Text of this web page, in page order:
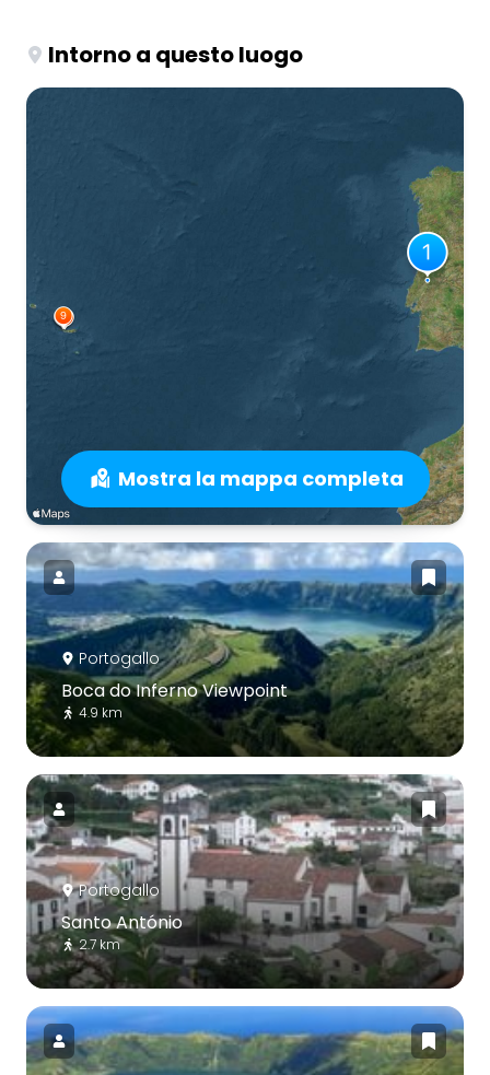
Intorno a questo luogo
Mostra la mappa completa
Portogallo
Boca do Inferno Viewpoint
4.9 km
Portogallo
Santo António
2.7 km